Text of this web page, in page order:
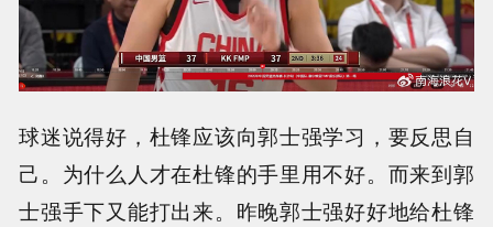
球迷说得好，杜锋应该向郭士强学习，要反思自
己。为什么人才在杜锋的手里用不好。而来到郭
士强手下又能打出来。昨晚郭士强好好地给杜锋